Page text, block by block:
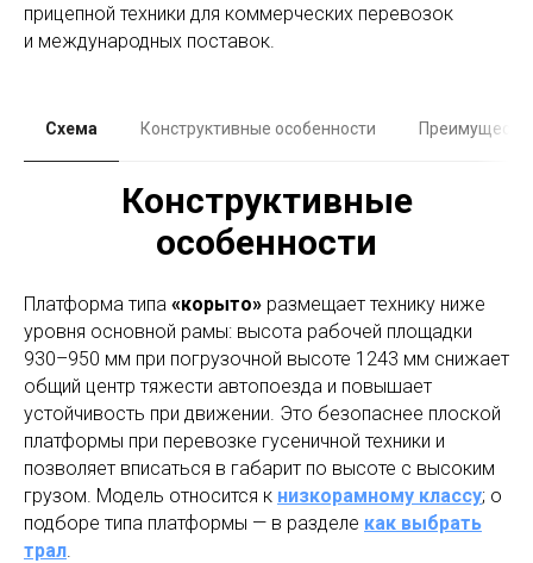
прицепной техники для коммерческих перевозок
и международных поставок.
Схема Конструктивные особенности
Конструктивные
особенности
Платформа типа «корыто» размещает технику ниже
уровня основной рамы: высота рабочей площадки
930–950 мм при погрузочной высоте 1243 мм снижает
общий центр тяжести автопоезда и повышает
устойчивость при движении. Это безопаснее плоской
платформы при перевозке гусеничной техники и
позволяет вписаться в габарит по высоте с высоким
грузом. Модель относится к низкорамному классу; о
подборе типа платформы — в разделе как выбрать
трал